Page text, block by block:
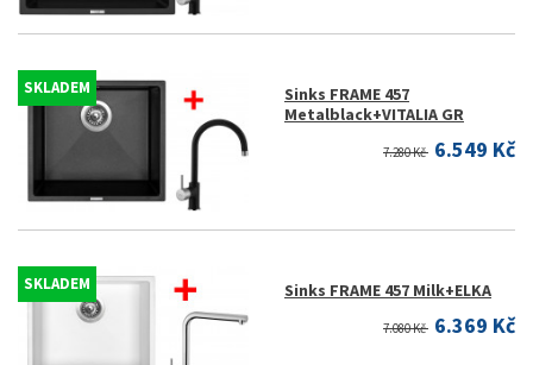
SKLADEM
Sinks FRAME 457
Metalblack+VITALIA GR
7.280 Kč 6.549 Kč
SKLADEM Sinks FRAME 457 Milk+ELKA
7.080 Kč 6.369 Kč